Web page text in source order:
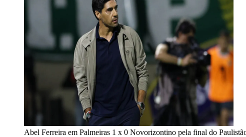
Abel Ferreira em Palmeiras 1 x 0 Novorizontino pela final do